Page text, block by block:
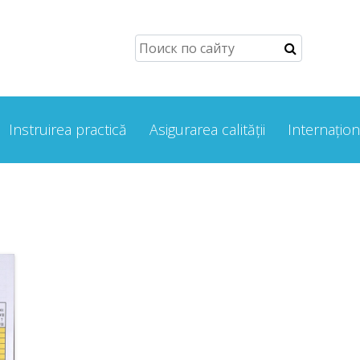
Instruirea practică Asigurarea calității